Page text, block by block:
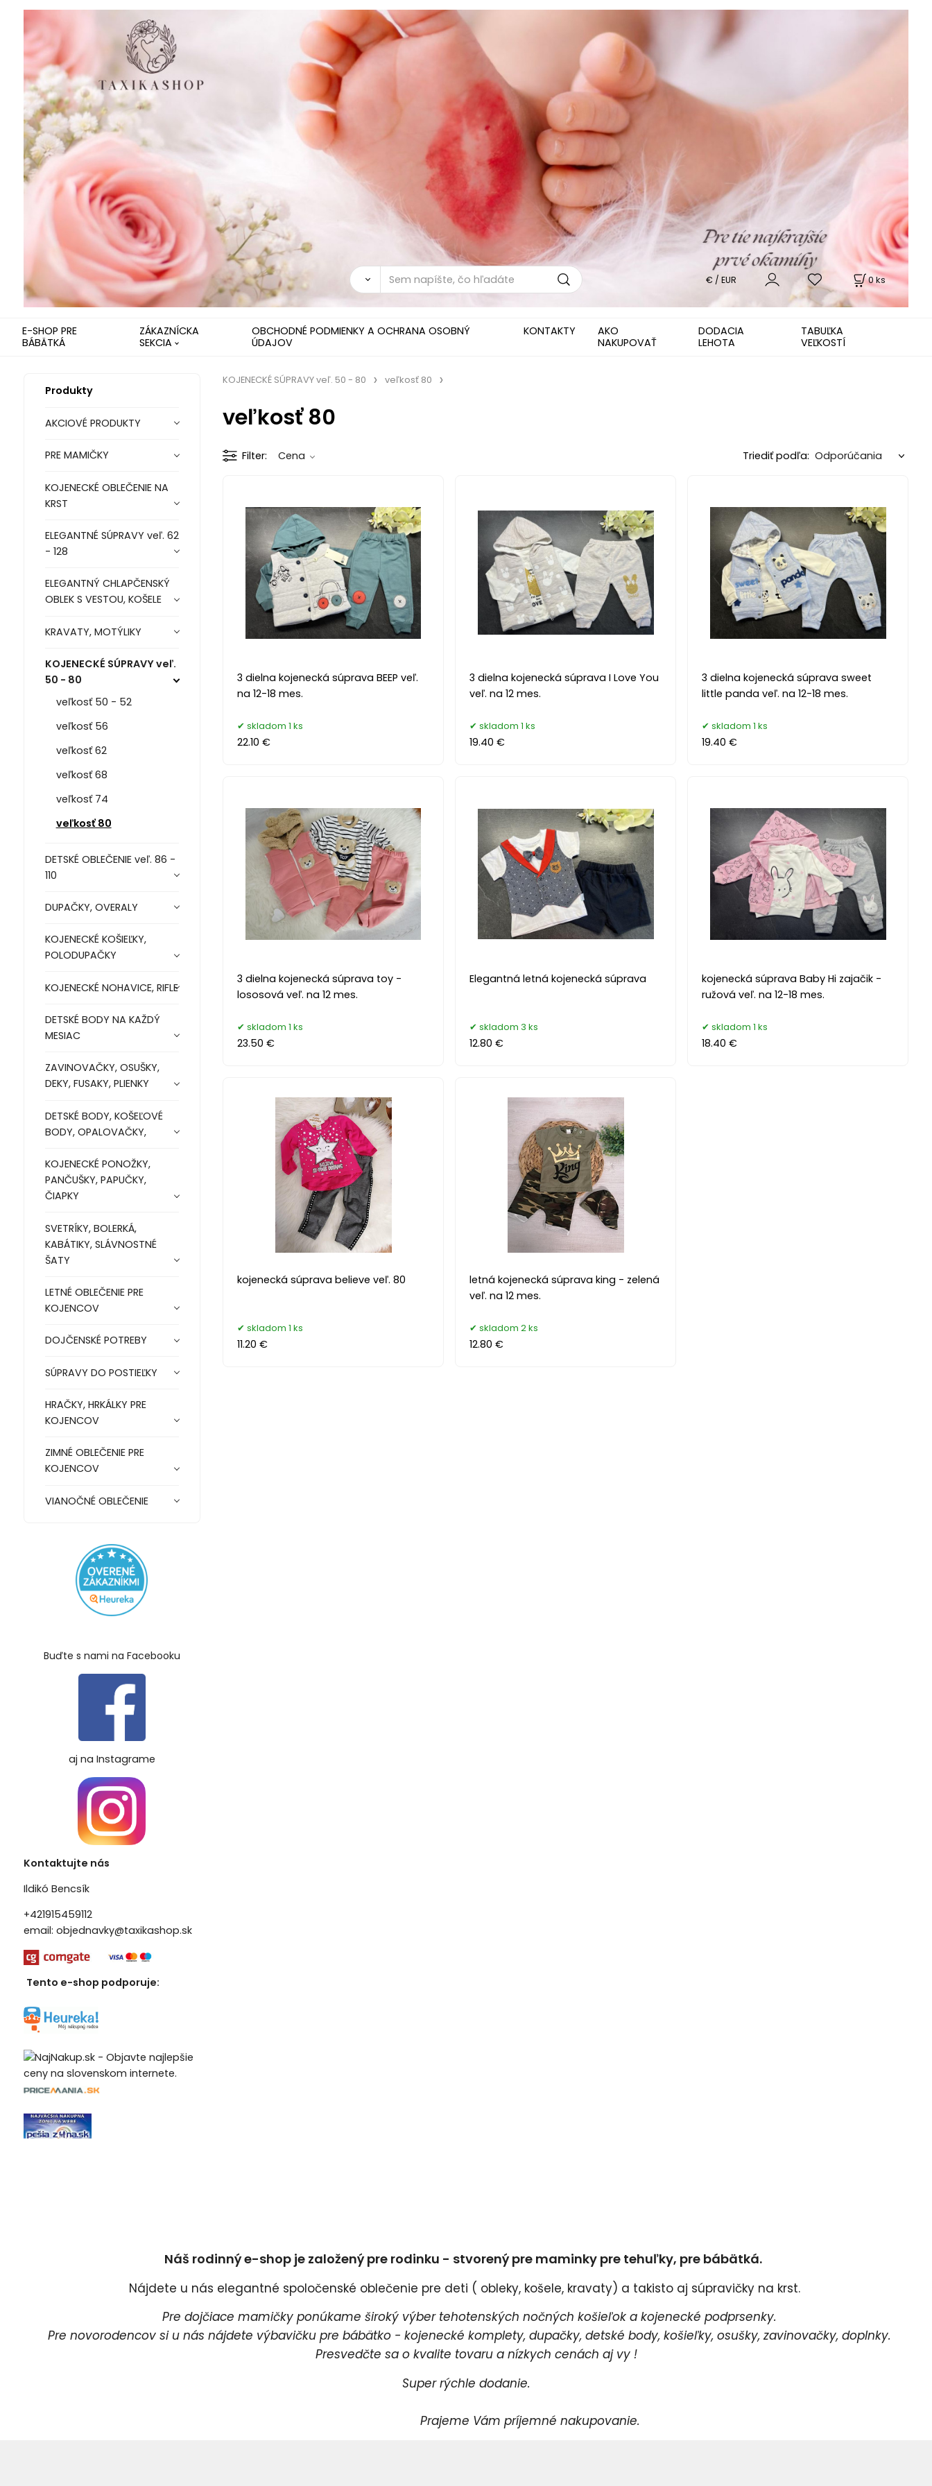
0ks
€ / EUR
E-SHOP PRE
BÁBÄTKÁ
ZÁKAZNÍCKA
SEKCIA
OBCHODNÉ PODMIENKY A OCHRANA OSOBNÝ
ÚDAJOV
KONTAKTY
AKO
NAKUPOVAŤ
DODACIA
LEHOTA
TABUĽKA
VEĽKOSTÍ
Produkty
AKCIOVÉ PRODUKTY
PRE MAMIČKY
KOJENECKÉ OBLEČENIE NA
KRST
ELEGANTNÉ SÚPRAVY veľ. 62
- 128
ELEGANTNÝ CHLAPČENSKÝ
OBLEK S VESTOU, KOŠELE
KRAVATY, MOTÝLIKY
KOJENECKÉ SÚPRAVY veľ.
50 - 80
veľkosť 50 - 52
veľkosť 56
veľkosť 62
veľkosť 68
veľkosť 74
veľkosť 80
DETSKÉ OBLEČENIE veľ. 86 -
110
DUPAČKY, OVERALY
KOJENECKÉ KOŠIEĽKY,
POLODUPAČKY
KOJENECKÉ NOHAVICE, RIFLE
DETSKÉ BODY NA KAŽDÝ
MESIAC
ZAVINOVAČKY, OSUŠKY,
DEKY, FUSAKY, PLIENKY
DETSKÉ BODY, KOŠEĽOVÉ
BODY, OPALOVAČKY,
KOJENECKÉ PONOŽKY,
PANČUŠKY, PAPUČKY,
ČIAPKY
SVETRÍKY, BOLERKÁ,
KABÁTIKY, SLÁVNOSTNÉ
ŠATY
LETNÉ OBLEČENIE PRE
KOJENCOV
DOJČENSKÉ POTREBY
SÚPRAVY DO POSTIEĽKY
HRAČKY, HRKÁLKY PRE
KOJENCOV
ZIMNÉ OBLEČENIE PRE
KOJENCOV
VIANOČNÉ OBLEČENIE
Buďte s nami na Facebooku
aj na Instagrame
Kontaktujte nás
Ildikó Bencsík
+421915459112
email: objednavky@taxikashop.sk
Tento e-shop podporuje:
KOJENECKÉ SÚPRAVY veľ. 50 - 80 veľkosť 80
veľkosť 80
Filter Cena Triediť podľa:
3 dielna kojenecká súprava BEEP veľ.
na 12-18 mes.
skladom 1 ks
22.10 €
3 dielna kojenecká súprava I Love You
veľ. na 12 mes.
skladom 1 ks
19.40 €
3 dielna kojenecká súprava sweet
little panda veľ. na 12-18 mes.
skladom 1 ks
19.40 €
3 dielna kojenecká súprava toy -
lososová veľ. na 12 mes.
skladom 1 ks
23.50 €
Elegantná letná kojenecká súprava
skladom 3 ks
12.80 €
kojenecká súprava Baby Hi zajačik -
ružová veľ. na 12-18 mes.
skladom 1 ks
18.40 €
kojenecká súprava believe veľ. 80
skladom 1 ks
11.20 €
letná kojenecká súprava king - zelená
veľ. na 12 mes.
skladom 2 ks
12.80 €
Náš rodinný e-shop je založený pre rodinku - stvorený pre maminky pre tehuľky, pre bábätká.
Nájdete u nás elegantné spoločenské oblečenie pre deti ( obleky, košele, kravaty) a takisto aj súpravičky na krst.
Pre dojčiace mamičky ponúkame široký výber tehotenských nočných košieľok a kojenecké podprsenky.
Pre novorodencov si u nás nájdete výbavičku pre bábätko - kojenecké komplety, dupačky, detské body, košieľky, osušky, zavinovačky, doplnky.
Presvedčte sa o kvalite tovaru a nízkych cenách aj vy !
Super rýchle dodanie.
Prajeme Vám príjemné nakupovanie.